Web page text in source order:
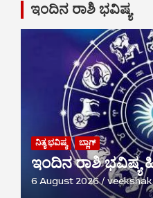
ಇಂದಿನ ರಾಶಿ ಭವಿಷ್ಯ
ನಿತ್ಯ ಭವಿಷ್ಯ ಬ್ಲಾಗ್
ಇಂದಿನ ರಾಶಿ ಭವಿಷ್ಯ
6 August 2026